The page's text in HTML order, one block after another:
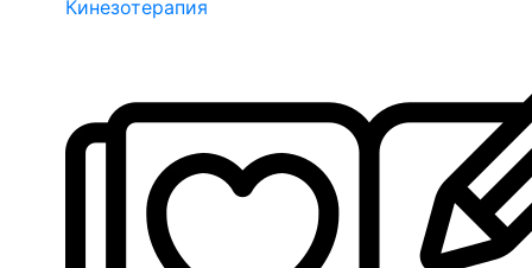
Кинезотерапия